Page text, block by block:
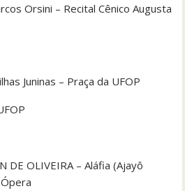
Orsini – Recital Cênico Augusta
Juninas – Praça da UFOP
DE OLIVEIRA – Aláfia (Ajayô